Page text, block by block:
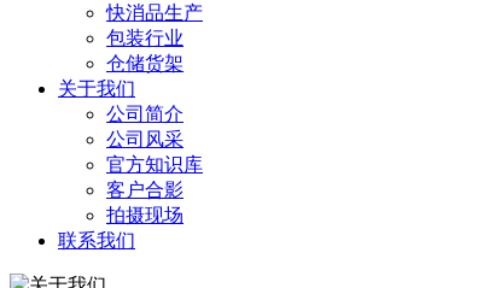
快消品生产
包装行业
仓储货架
关于我们
公司简介
公司风采
官方知识库
客户合影
拍摄现场
联系我们